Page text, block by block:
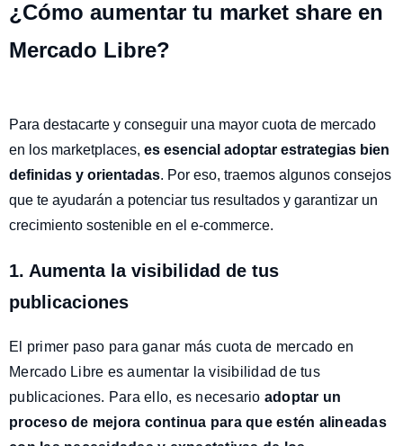
¿Cómo aumentar tu market share en
Mercado Libre?
Para destacarte y conseguir una mayor cuota de mercado
en los marketplaces, es esencial adoptar estrategias bien
definidas y orientadas. Por eso, traemos algunos consejos
que te ayudarán a potenciar tus resultados y garantizar un
crecimiento sostenible en el e-commerce.
1. Aumenta la visibilidad de tus
publicaciones
El primer paso para ganar más cuota de mercado en
Mercado Libre es aumentar la visibilidad de tus
publicaciones. Para ello, es necesario adoptar un
proceso de mejora continua para que estén alineadas